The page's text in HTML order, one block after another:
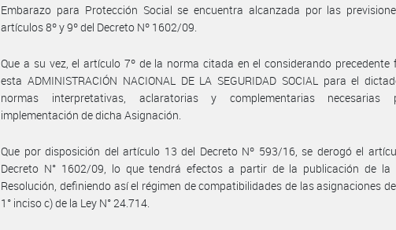
Embarazo para Protección Social se encuentra alcanzada por las
artículos 8º y 9º del Decreto Nº 1602/09.
Que a su vez, el artículo 7º de la norma citada en el considerando precedente
esta ADMINISTRACIÓN NACIONAL DE LA SEGURIDAD SOCIAL para el
normas interpretativas, aclaratorias y complementarias
implementación de dicha Asignación.
Que por disposición del artículo 13 del Decreto Nº 593/16, se derogó el
Decreto N° 1602/09, lo que tendrá efectos a partir de la publicación de la
Resolución, definiendo así el régimen de compatibilidades de las asignaciones
1° inciso c) de la Ley N° 24.714.